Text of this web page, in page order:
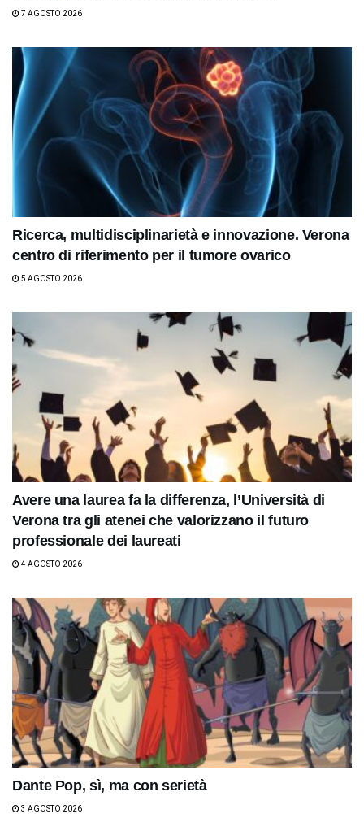
7 AGOSTO 2026
Ricerca, multidisciplinarietà e innovazione. Verona
centro di riferimento per il tumore ovarico
5 AGOSTO 2026
Avere una laurea fa la differenza, l’Università di
Verona tra gli atenei che valorizzano il futuro
professionale dei laureati
4 AGOSTO 2026
Dante Pop, sì, ma con serietà
3 AGOSTO 2026